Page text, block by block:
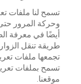
تسمح لنا ملفات
وحركة المرور
أيضًا في معرفة
طريقة تنقل
تجمعها ملفات
تسمح بملفات
موقعنا.